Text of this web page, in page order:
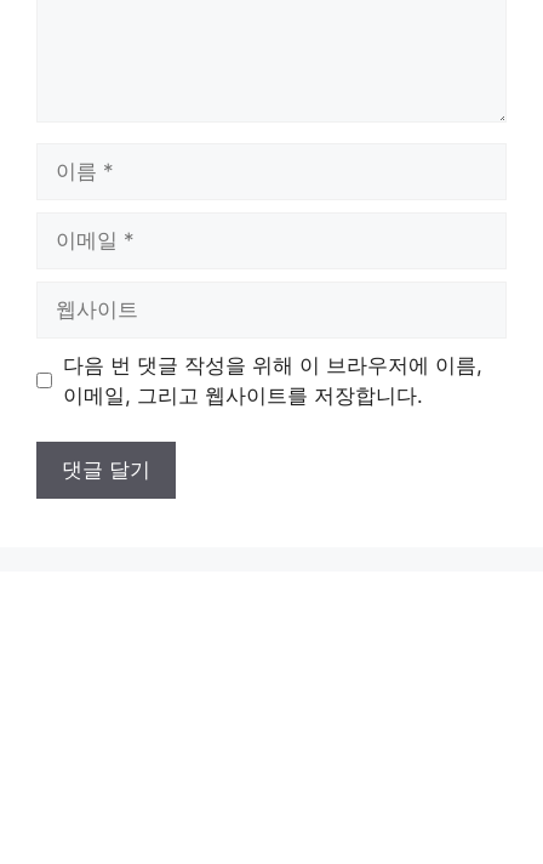
트
다음 번 댓글 작성을 위해 이 브라우저에 이름,
이메일, 그리고 웹사이트를 저장합니다.